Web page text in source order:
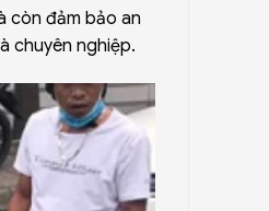
còn đảm bảo an
chuyên nghiệp.